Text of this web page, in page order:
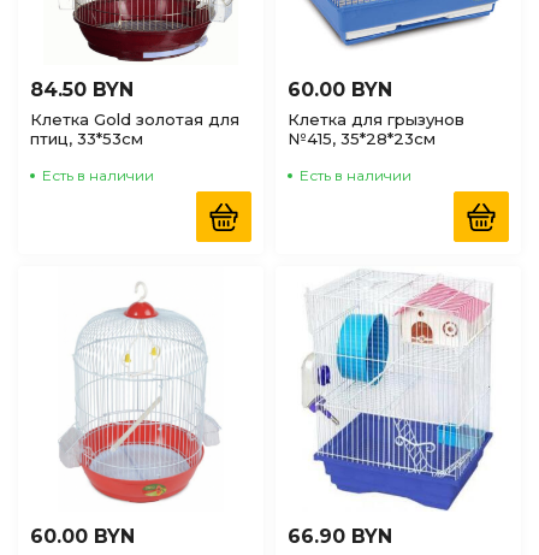
84.50 BYN
Клетка Gold золотая для
птиц, 33*53см
Есть в наличии
60.00 BYN
Клетка для грызунов
№415, 35*28*23см
Есть в наличии
60.00 BYN 66.90 BYN